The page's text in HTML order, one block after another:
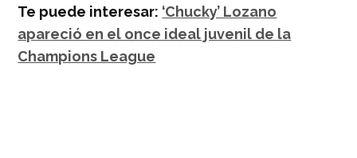
Te puede interesar: ‘Chucky’ Lozano
apareció en el once ideal juvenil de la
Champions League